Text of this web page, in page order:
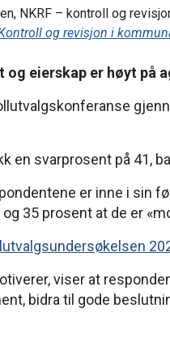
NKRF – kontroll og
og revisjon i
og eierskap er høyt
en svarprosent på 41,
er inne i sin
35 prosent at de er
viser at
bidra til gode